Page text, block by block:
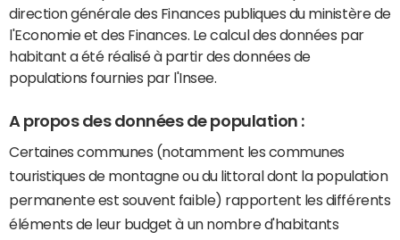
direction générale des Finances publiques du ministère de
l'Economie et des Finances. Le calcul des données par
habitant a été réalisé à partir des données de
populations fournies par l'Insee.
A propos des données de population :
Certaines communes (notamment les communes
touristiques de montagne ou du littoral dont la population
permanente est souvent faible) rapportent les différents
éléments de leur budget à un nombre d'habitants